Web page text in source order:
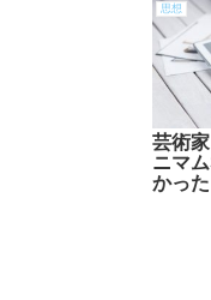
思想
芸術
ニマ
かった